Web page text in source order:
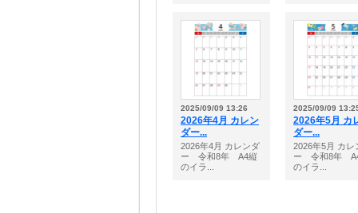
2025/09/09 13:26
2026年4月 カレン
ダー...
2026年4月 カレンダ
ー 令和8年 A4縦
のイラ...
2025/09/09
2026年5月 カ
ダー...
2026年5月 カレ
ー 令和8年
のイラ...